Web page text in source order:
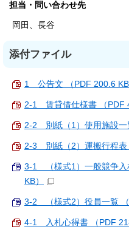
担当・問い合わせ先
岡田、長谷
添付ファイル
1 公告文 （PDF 200.6 KB
2-1 賃貸借仕様書 （PDF
2-2 別紙（1）使用施設一
2-3 別紙（2）運搬行程表
3-1 （様式1）一般競争入
KB）
3-2 （様式2）役員一覧 （
4-1 入札心得書 （PDF